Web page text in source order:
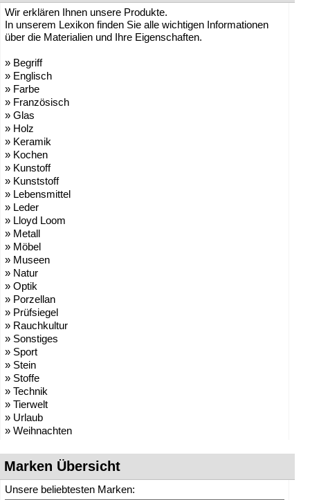
Wir erklären Ihnen unsere Produkte.
In unserem Lexikon finden Sie alle wichtigen Informationen
über die Materialien und Ihre Eigenschaften.
» Begriff
» Englisch
» Farbe
» Französisch
» Glas
» Holz
» Keramik
» Kochen
» Kunstoff
» Kunststoff
» Lebensmittel
» Leder
» Lloyd Loom
» Metall
» Möbel
» Museen
» Natur
» Optik
» Porzellan
» Prüfsiegel
» Rauchkultur
» Sonstiges
» Sport
» Stein
» Stoffe
» Technik
» Tierwelt
» Urlaub
» Weihnachten
Marken Übersicht
Unsere beliebtesten Marken: